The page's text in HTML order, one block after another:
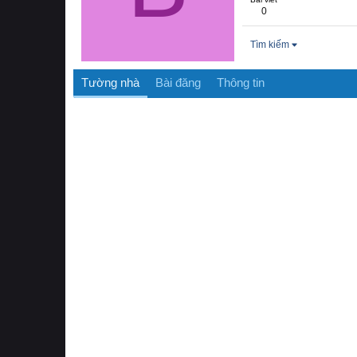
0
Tìm kiếm
Tường nhà Bài đăng Thông tin